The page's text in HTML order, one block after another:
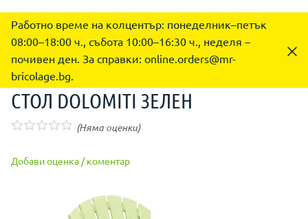
Работно време на колцентър: понеделник–петък
08:00–18:00 ч., събота 10:00–16:30 ч., неделя –
почивен ден. За справки: online.orders@mr-
bricolage.bg.
СТОЛ DOLOMITI ЗЕЛЕН
(Няма оценки)
Добави оценка / коментар